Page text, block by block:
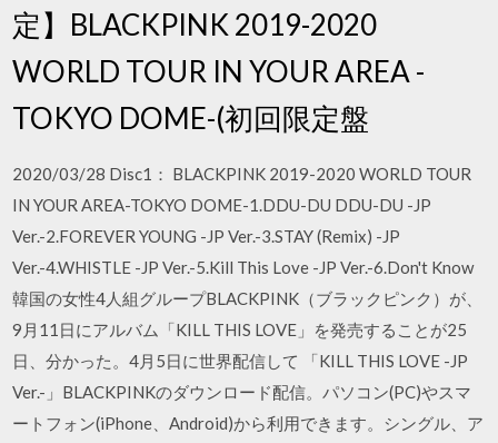
定】BLACKPINK 2019-2020
WORLD TOUR IN YOUR AREA -
TOKYO DOME-(初回限定盤
2020/03/28 Disc1： BLACKPINK 2019-2020 WORLD TOUR
IN YOUR AREA-TOKYO DOME-1.DDU-DU DDU-DU -JP
Ver.-2.FOREVER YOUNG -JP Ver.-3.STAY (Remix) -JP
Ver.-4.WHISTLE -JP Ver.-5.Kill This Love -JP Ver.-6.Don't Know
韓国の女性4人組グループBLACKPINK（ブラックピンク）が、
9月11日にアルバム「KILL THIS LOVE」を発売することが25
日、分かった。4月5日に世界配信して 「KILL THIS LOVE -JP
Ver.-」BLACKPINKのダウンロード配信。パソコン(PC)やスマ
ートフォン(iPhone、Android)から利用できます。シングル、ア